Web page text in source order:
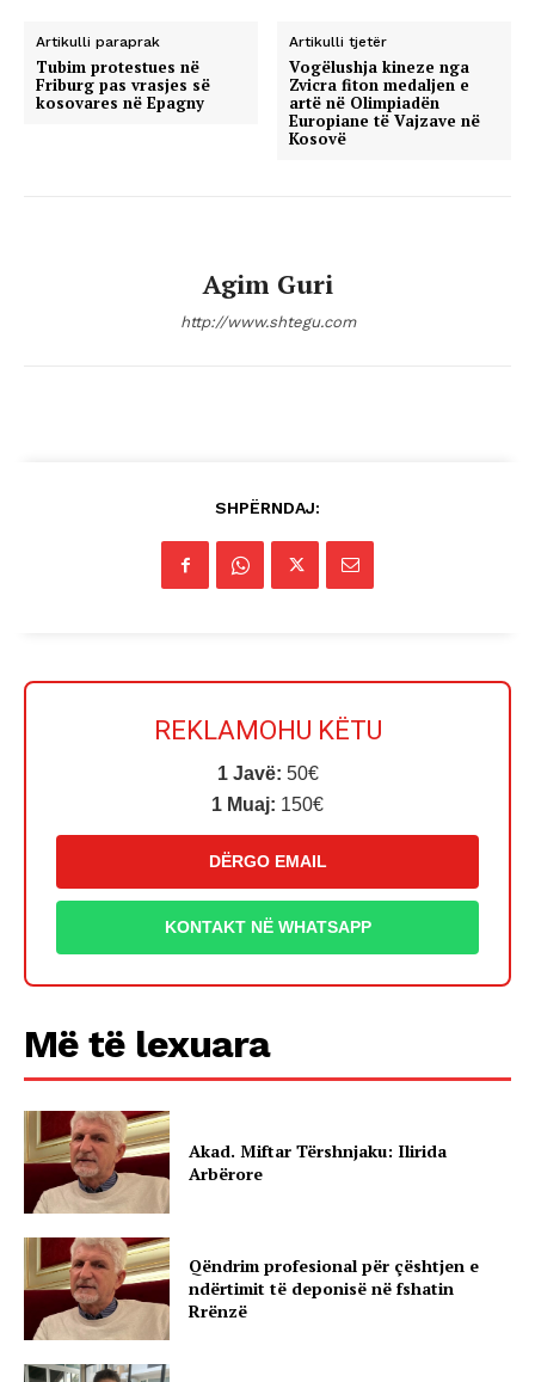
Artikulli paraprak
Tubim protestues në
Friburg pas vrasjes së
kosovares në Epagny
Artikulli tjetër
Vogëlushja kineze nga
Zvicra fiton medaljen e
artë në Olimpiadën
Europiane të Vajzave në
Kosovë
Agim Guri
http://www.shtegu.com
SHPËRNDAJ:
REKLAMOHU KËTU
1 Javë: 50€
1 Muaj: 150€
DËRGO EMAIL
KONTAKT NË WHATSAPP
Më të lexuara
Akad. Miftar Tërshnjaku: Ilirida
Arbërore
Qëndrim profesional për çështjen e
ndërtimit të deponisë në fshatin
Rrënzë